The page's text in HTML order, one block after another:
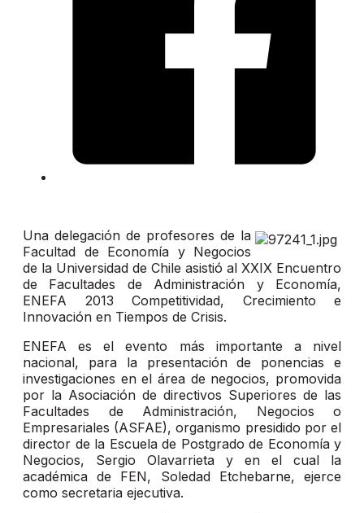
Una delegación de profesores de la
Facultad de Economía y Negocios
de la Universidad de Chile asistió al XXIX Encuentro
de Facultades de Administración y Economía,
ENEFA 2013 Competitividad, Crecimiento e
Innovación en Tiempos de Crisis.
ENEFA es el evento más importante a nivel
nacional, para la presentación de ponencias e
investigaciones en el área de negocios, promovida
por la Asociación de directivos Superiores de las
Facultades de Administración, Negocios o
Empresariales (ASFAE), organismo presidido por el
director de la Escuela de Postgrado de Economía y
Negocios, Sergio Olavarrieta y en el cual la
académica de FEN, Soledad Etchebarne, ejerce
como secretaria ejecutiva.